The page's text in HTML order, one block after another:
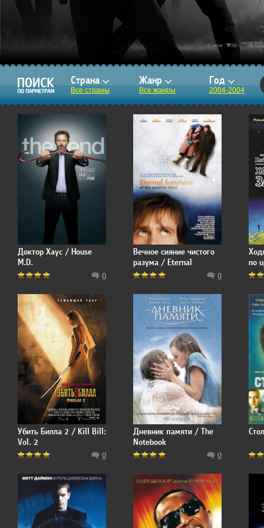
Страна
Все страны
Жанр
Все жанры
Год
2004-2004
Доктор Хаус / House
M.D.
0
Вечное сияние чистого
разума / Eternal
Sunshine of the Spotless0
no
Убить Билла 2 / Kill Bill:
Vol. 2
0
Дневник памяти / The
Notebook
0